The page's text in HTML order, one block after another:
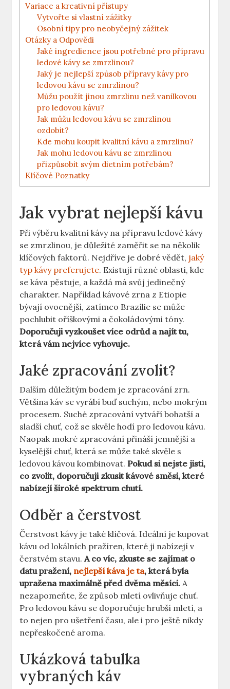
Variace a kreativní přístupy
Vytvořte si vlastní zážitky
Osobní tipy ‍pro neobyčejný zážitek
Otázky a Odpovědi
Jaké ingredience jsou potřebné​ pro přípravu
ledové ‌kávy se zmrzlinou?
Jaký je nejlepší způsob přípravy kávy ​pro
ledovou kávu ‍se zmrzlinou?
Můžu použít jinou zmrzlinu než vanilkovou
pro ledovou kávu?
Jak můžu ledovou kávu se zmrzlinou
ozdobit?
Kde mohu koupit kvalitní kávu a zmrzlinu?
Jak mohu ledovou kávu⁣ se zmrzlinou
⁣přizpůsobit svým dietním potřebám?
Klíčové Poznatky
Jak⁣ vybrat nejlepší kávu
Při výběru kvalitní kávy na přípravu ledové kávy
se zmrzlinou, je důležité zaměřit se na několik
klíčových faktorů. Nejdříve je dobré vědět, jaký
typ kávy preferujete.⁤ Existují různé oblasti, kde
se káva pěstuje, a každá má svůj jedinečný
charakter. Například kávové zrna z Etiopie
bývají ovocnější, zatímco Brazílie se může
pochlubit oříškovými a čokoládovými tóny.
Doporučuji vyzkoušet více odrůd a​ najít tu,
která vám nejvíce vyhovuje.
Jaké‍ zpracování zvolit?
Dalším důležitým bodem‌ je zpracování zrn.
Většina káv se ‍vyrábí⁤ buď suchým, nebo mokrým
procesem.‍ Suché zpracování vytváří bohatší a⁤
sladší chuť, což se skvěle hodí pro ledovou kávu.
Naopak mokré zpracování přináší‌ jemnější a
kyselější ⁢chuť, která se může také skvěle s
ledovou kávou kombinovat.Pokud si nejste jisti,
co zvolit, doporučuji zkusit kávové směsi, které
⁢nabízejí​ široké spektrum chutí.
Odběr a čerstvost
Čerstvost kávy je také klíčová.⁤ Ideální je kupovat
kávu od lokálních pražíren, které ji ⁣nabízejí v
čerstvém stavu.A co víc, zkuste se ⁤zajímat o
⁢datu pražení, nejlepší káva je ta, která byla
upražena maximálně před dvěma měsíci. A
nezapomeňte, že způsob mletí ovlivňuje chuť.​
Pro⁣ ledovou kávu se doporučuje hrubší mletí, a
to nejen pro ušetření času, ale i pro ještě nikdy
nepřeskočené aroma.
Ukázková ⁣tabulka⁤
vybraných ⁣káv